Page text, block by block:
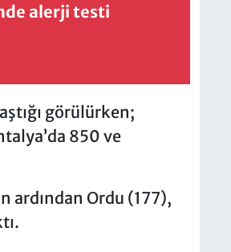
alerji testi
görülürken;
850 ve
ardından Ordu (177),